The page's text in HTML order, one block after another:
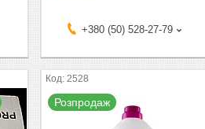
+380 (50) 528-27-79
2528
Розпродаж